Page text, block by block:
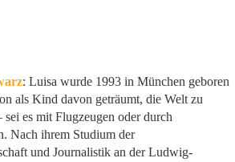
: Luisa wurde 1993 in München geboren
als Kind davon geträumt, die Welt zu
sei es mit Flugzeugen oder durch
Nach ihrem Studium der
und Journalistik an der Ludwig-